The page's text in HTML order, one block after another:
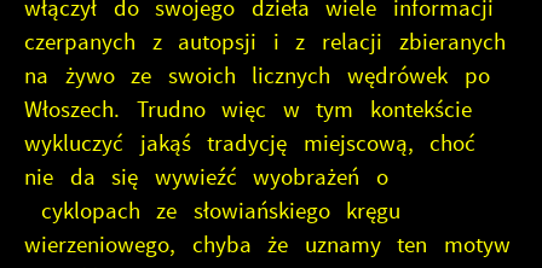
włączył do swojego dzieła wiele informacji
czerpanych z autopsji i z relacji zbieranych
na żywo ze swoich licznych wędrówek po
Włoszech. Trudno więc w tym kontekście
wykluczyć jakąś tradycję miejscową, choć
nie da się wywieźć wyobrażeń o
cyklopach ze słowiańskiego kręgu
wierzeniowego, chyba że uznamy ten motyw